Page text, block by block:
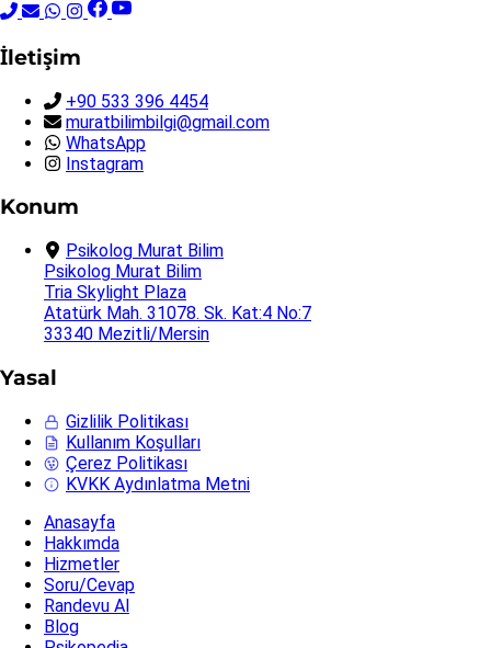
İletişim
+90 533 396 4454
muratbilimbilgi@gmail.com
WhatsApp
Instagram
Konum
Psikolog Murat Bilim
Psikolog Murat Bilim
Tria Skylight Plaza
Atatürk Mah. 31078. Sk. Kat:4 No:7
33340 Mezitli/Mersin
Yasal
Gizlilik Politikası
Kullanım Koşulları
Çerez Politikası
KVKK Aydınlatma Metni
Anasayfa
Hakkımda
Hizmetler
Soru/Cevap
Randevu Al
Blog